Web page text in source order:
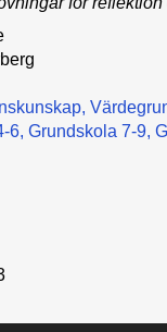
6 Grundskola 7-9